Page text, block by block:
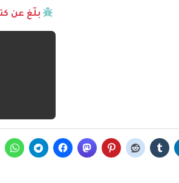
بلّغ عن